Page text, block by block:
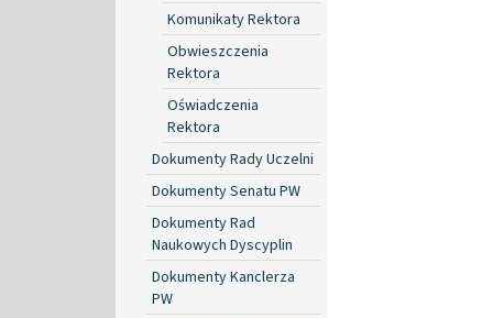
Komunikaty Rektora
Obwieszczenia
Rektora
Oświadczenia
Rektora
Dokumenty Rady Uczelni
Dokumenty Senatu PW
Dokumenty Rad
Naukowych Dyscyplin
Dokumenty Kanclerza
PW